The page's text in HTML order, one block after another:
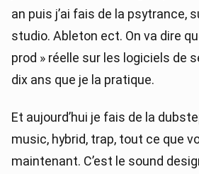
an puis j’ai fais de la psytrance,
studio. Ableton ect. On va dire
prod » réelle sur les logiciels de
dix ans que je la pratique.
Et aujourd’hui je fais de la
music, hybrid, trap, tout ce que
maintenant. C’est le sound